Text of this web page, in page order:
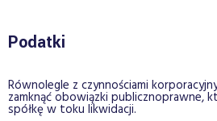
Podatki
Równolegle z czynnościami
zamknąć obowiązki publicznoprawne,
spółkę w toku likwidacji.